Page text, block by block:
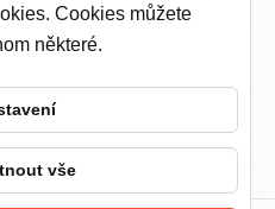
Cookies můžete
některé.
vše